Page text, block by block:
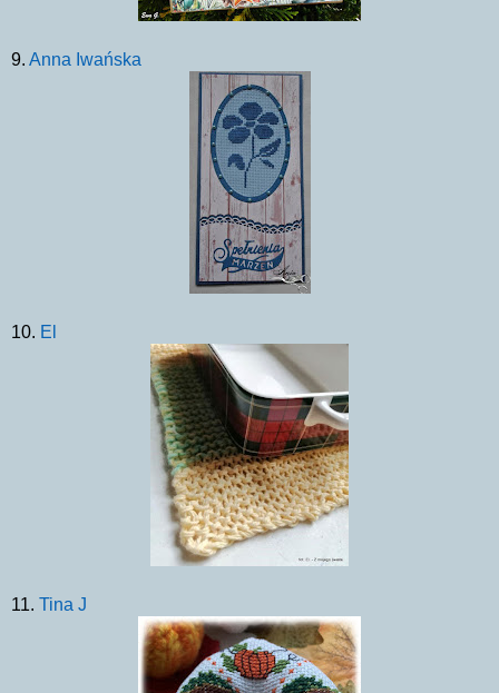
9. Anna Iwańska
10. El
11. Tina J